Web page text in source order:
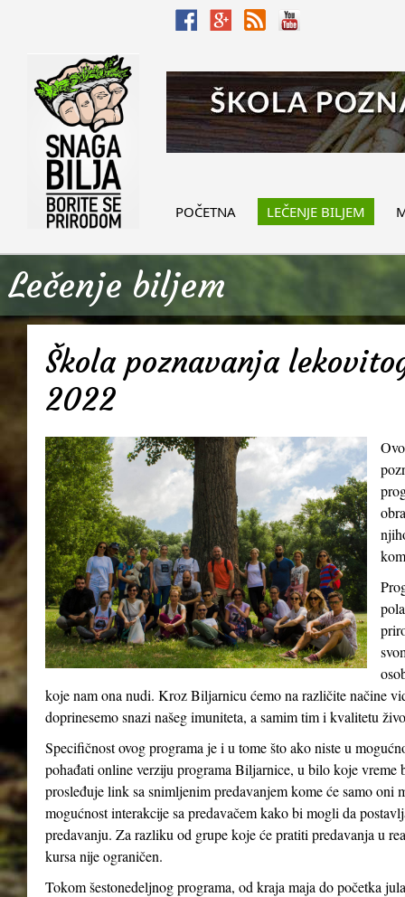
POČETNA LEČENJE BILJEM
Lečenje biljem
Škola poznavanja
2022
koje nam ona nudi. Kroz Biljarnicu ćemo na različite načine
doprinesemo snazi našeg imuniteta, a samim tim i kvalitetu
Specifičnost ovog programa je i u tome što ako niste u
pohađati online verziju programa Biljarnice, u bilo koje vreme
prosleđuje link sa snimljenim predavanjem kome će samo
mogućnost interakcije sa predavačem kako bi mogli da
predavanju. Za razliku od grupe koje će pratiti predavanja u
kursa nije ograničen.
Tokom šestonedeljnog programa, od kraja maja do početka